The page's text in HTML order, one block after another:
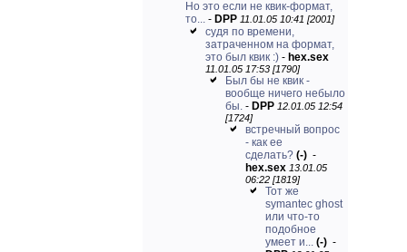
Но это если не квик-формат,
то... - DPP 11.01.05 10:41 [2001]
судя по времени,
затраченном на формат,
это был квик :) - hex.sex
11.01.05 17:53 [1790]
Был бы не квик -
вообще ничего небыло
бы. - DPP 12.01.05 12:54
[1724]
встречный вопрос
- как ее
сделать? (-) -
hex.sex 13.01.05
06:22 [1819]
Тот же
symantec ghost
или что-то
подобное
умеет и... (-) -